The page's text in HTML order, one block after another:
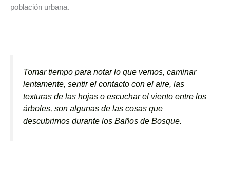
población urbana.
Tomar tiempo para notar lo que vemos, caminar
lentamente, sentir el contacto con el aire, las
texturas de las hojas o escuchar el viento entre los
árboles​,​ son algunas de las cosas que
descubrimos durante los Baños de Bosque.